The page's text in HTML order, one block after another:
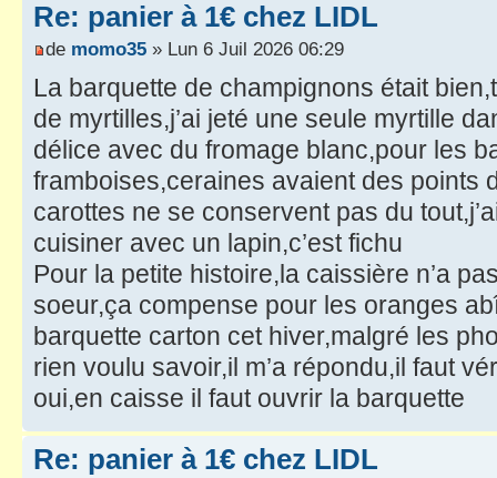
Re: panier à 1€ chez LIDL
de momo35 » Lun 6 Juil 2026 06:29
La barquette de champignons était
de myrtilles,j’ai jeté une seule myrtille
délice avec du fromage blanc,pour les
framboises,ceraines avaient des points
carottes ne se conservent pas du
cuisiner avec un lapin,c’est fichu
Pour la petite histoire,la caissière n’a
soeur,ça compense pour les oranges
barquette carton cet hiver,malgré les
rien voulu savoir,il m’a répondu,il faut
oui,en caisse il faut ouvrir la barquette
Re: panier à 1€ chez LIDL